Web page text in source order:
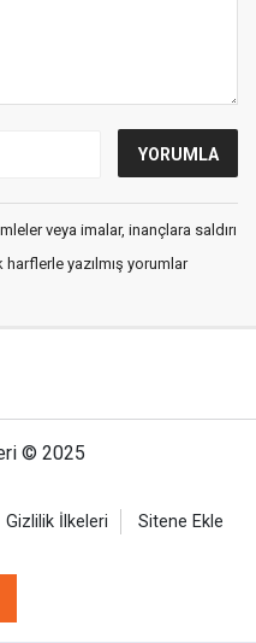
veya imalar, inançlara saldırı
yazılmış yorumlar
© 2025
Gizlilik İlkeleri Sitene Ekle